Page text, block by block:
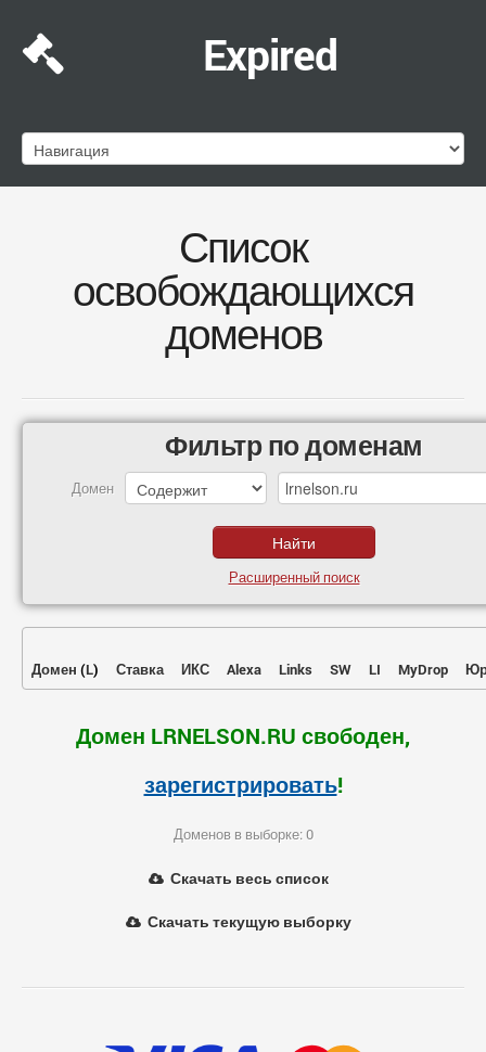
Expired
Список
освобождающихся
доменов
Фильтр по доменам
Домен
Расширенный поиск
Домен (L) Ставка ИКС Alexa Links SW LI MyDrop
Домен LRNELSON.RU свободен,
зарегистрировать!
Доменов в выборке: 0
Скачать весь список
Скачать текущую выборку